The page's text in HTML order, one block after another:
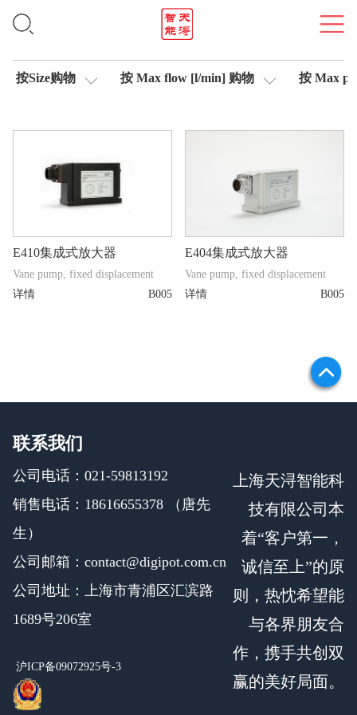
集成式放大器
按Size购物 按 Max flow [l/min] 购物 按 Max
E410集成式放大器
Vane pump, fixed displacement
详情
B005
E404集成式放大器
Vane pump, fixed displacement
详情
B005
联系我们
公司电话：021-59813192
销售电话：18616655378 （唐先
生）
公司邮箱：contact@digipot.com.cn
公司地址：上海市青浦区汇滨路
1689号206室
沪ICP备09072925号-3
上海天浔智能科
技有限公司本
着“客户第一，
诚信至上”的原
则，热忱希望能
与各界朋友合
作，携手共创双
赢的美好局面。